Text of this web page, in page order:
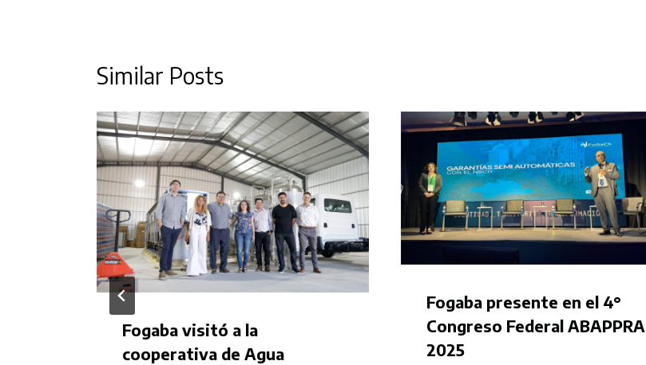
Similar Posts
Fogaba visitó a la
cooperativa de Agua
Fogaba presente en el 4°
Congreso Federal ABAPPRA
2025